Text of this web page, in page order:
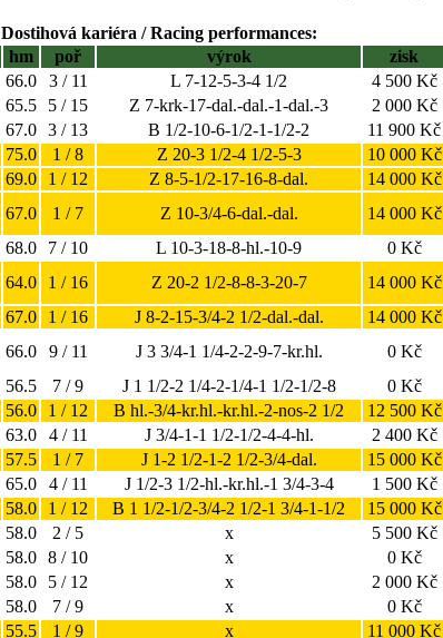
Dostihová kariéra / Racing performances:
hm poř výrok
zisk
66.0 3 / 11 L 7-12-5-3-4 1/2
4 500 Kč
65.5 5 / 15 Z 7-krk-17-dal.-dal.-1-dal.-3
2 000 Kč
67.0 3 / 13 B 1/2-10-6-1/2-1-1/2-2
11 900 Kč
75.0 1 / 8 Z 20-3 1/2-4 1/2-5-3
10 000 Kč
69.0 1 / 12 Z 8-5-1/2-17-16-8-dal.
14 000 Kč
67.0 1 / 7 Z 10-3/4-6-dal.-dal.
14 000 Kč
68.0 7 / 10 L 10-3-18-8-hl.-10-9
0 Kč
64.0 1 / 16 Z 20-2 1/2-8-8-3-20-7
14 000 Kč
67.0 1 / 16 J 8-2-15-3/4-2 1/2-dal.-dal.
14 000 Kč
66.0 9 / 11 J 3 3/4-1 1/4-2-2-9-7-kr.hl.
0 Kč
56.5 7 / 9 J 1 1/2-2 1/4-2-1/4-1 1/2-1/2-8
0 Kč
56.0 1 / 12 B hl.-3/4-kr.hl.-kr.hl.-2-nos-2 1/2
12 500 Kč
63.0 4 / 11 J 3/4-1-1 1/2-1/2-4-4-hl.
2 400 Kč
57.5 1 / 7 J 1-2 1/2-1-2 1/2-3/4-dal.
15 000 Kč
65.0 4 / 11 J 1/2-3 1/2-hl.-kr.hl.-1 3/4-3-4
1 500 Kč
58.0 1 / 12 B 1 1/2-1/2-3/4-2 1/2-1 3/4-1-1/2
15 000 Kč
58.0 2 / 5 x
5 500 Kč
58.0 8 / 10 x
0 Kč
58.0 5 / 12 x
2 000 Kč
58.0 7 / 9 x
0 Kč
55.5 1 / 9 x 11 000 Kč